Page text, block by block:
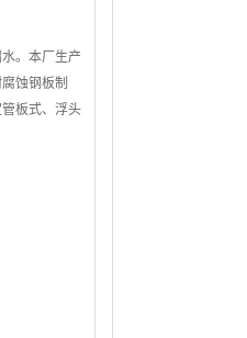
。本厂生产
蚀钢板制
板式、浮头